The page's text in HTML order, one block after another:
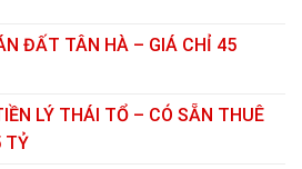
ĐẤT TÂN HÀ – GIÁ CHỈ 45
LÝ THÁI TỔ – CÓ SẴN THUÊ
TỶ